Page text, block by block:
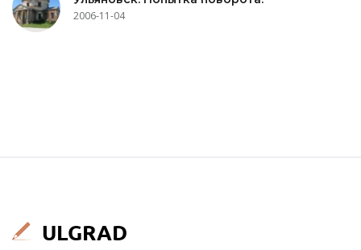
2006-11-04